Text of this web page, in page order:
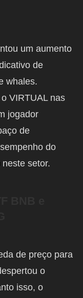
um aumento
de
whales.
VIRTUAL nas
jogador
de
do
setor.
de preço para
o
isso, o